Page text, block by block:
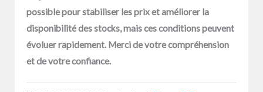
possible pour stabiliser les prix et améliorer la
disponibilité des stocks, mais ces conditions peuvent
évoluer rapidement. Merci de votre compréhension
et de votre confiance.